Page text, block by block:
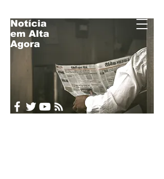
Notícia
em Alta
Agora